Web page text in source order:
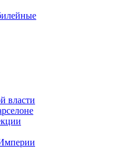
власти